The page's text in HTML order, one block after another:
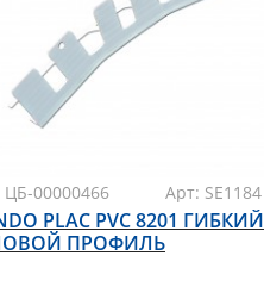
ЦБ-00000466 Арт: SE1184
PLAC PVC 8201 ГИБКИЙ
ПРОФИЛЬ